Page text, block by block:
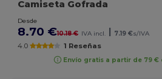
Camiseta Gofrada
Desde
8.70 €10.18 € IVA incl. 7.19 €s/IVA
4.0 1 Reseñas
Envío gratis a partir de 79 €